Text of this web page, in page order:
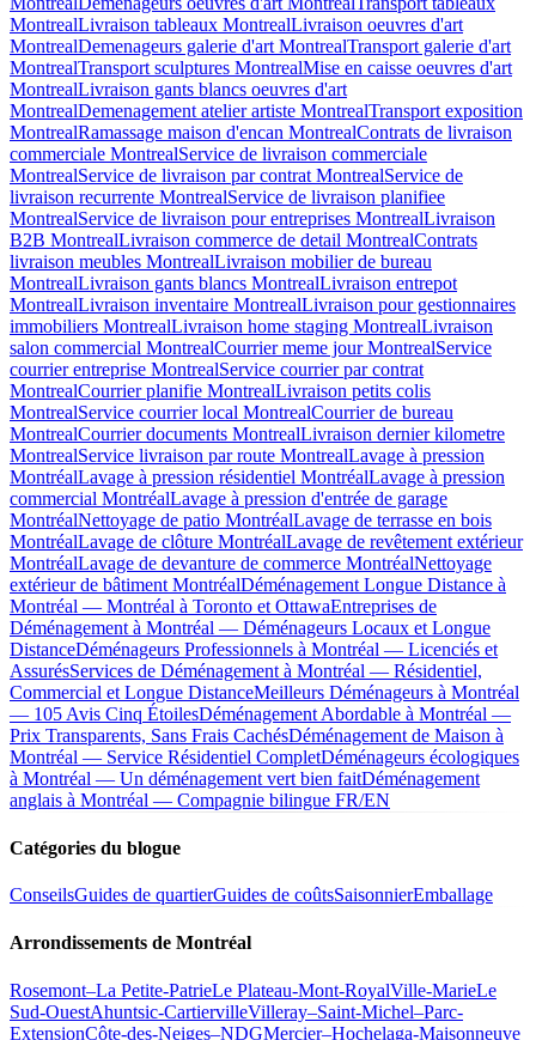
MontrealLivraison tableaux MontrealLivraison oeuvres d'art
MontrealDemenageurs galerie d'art MontrealTransport galerie d'art
MontrealTransport sculptures MontrealMise en caisse oeuvres d'art
MontrealLivraison gants blancs oeuvres d'art
MontrealDemenagement atelier artiste MontrealTransport exposition
MontrealRamassage maison d'encan MontrealContrats de livraison
commerciale MontrealService de livraison commerciale
MontrealService de livraison par contrat MontrealService de
livraison recurrente MontrealService de livraison planifiee
MontrealService de livraison pour entreprises MontrealLivraison
B2B MontrealLivraison commerce de detail MontrealContrats
livraison meubles MontrealLivraison mobilier de bureau
MontrealLivraison gants blancs MontrealLivraison entrepot
MontrealLivraison inventaire MontrealLivraison pour gestionnaires
immobiliers MontrealLivraison home staging MontrealLivraison
salon commercial MontrealCourrier meme jour MontrealService
courrier entreprise MontrealService courrier par contrat
MontrealCourrier planifie MontrealLivraison petits colis
MontrealService courrier local MontrealCourrier de bureau
MontrealCourrier documents MontrealLivraison dernier kilometre
MontrealService livraison par route MontrealLavage à pression
MontréalLavage à pression résidentiel MontréalLavage à pression
commercial MontréalLavage à pression d'entrée de garage
MontréalNettoyage de patio MontréalLavage de terrasse en bois
MontréalLavage de clôture MontréalLavage de revêtement extérieur
MontréalLavage de devanture de commerce MontréalNettoyage
extérieur de bâtiment MontréalDéménagement Longue Distance à
Montréal — Montréal à Toronto et OttawaEntreprises de
Déménagement à Montréal — Déménageurs Locaux et Longue
DistanceDéménageurs Professionnels à Montréal — Licenciés et
AssurésServices de Déménagement à Montréal — Résidentiel,
Commercial et Longue DistanceMeilleurs Déménageurs à Montréal
— 105 Avis Cinq ÉtoilesDéménagement Abordable à Montréal —
Prix Transparents, Sans Frais CachésDéménagement de Maison à
Montréal — Service Résidentiel CompletDéménageurs écologiques
à Montréal — Un déménagement vert bien faitDéménagement
anglais à Montréal — Compagnie bilingue FR/EN
Catégories du blogue
ConseilsGuides de quartierGuides de coûtsSaisonnierEmballage
Arrondissements de Montréal
Rosemont–La Petite-PatrieLe Plateau-Mont-RoyalVille-MarieLe
Sud-OuestAhuntsic-CartiervilleVilleray–Saint-Michel–Parc-
ExtensionCôte-des-Neiges–NDGMercier–Hochelaga-Maisonneuve